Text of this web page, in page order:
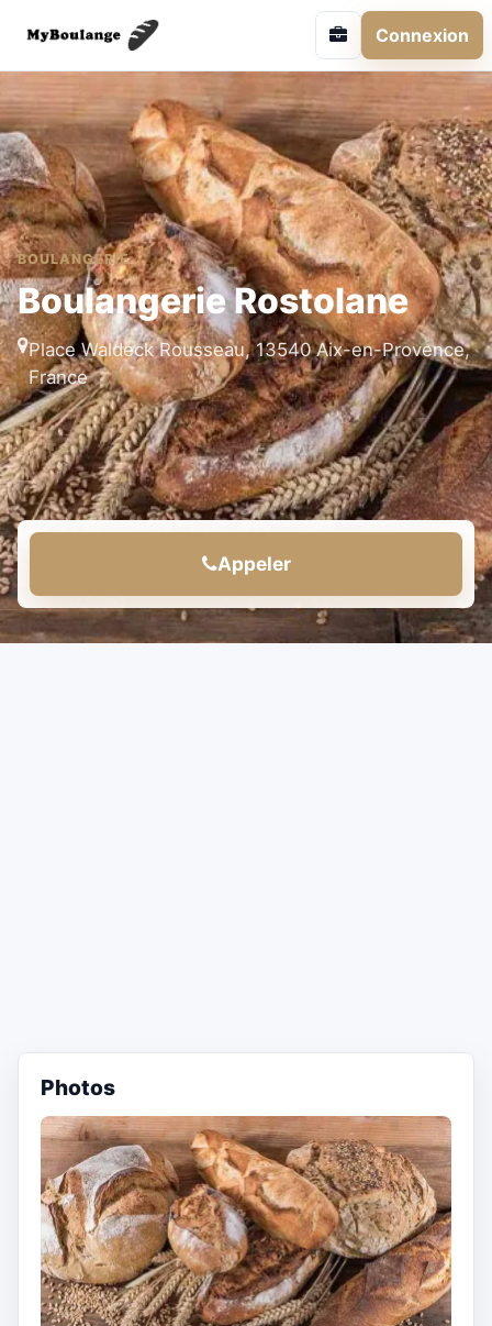
Connexion
BOULANGERIE
Boulangerie Rostolane
Place Waldeck Rousseau, 13540 Aix-en-Provence,
France
Appeler
Photos